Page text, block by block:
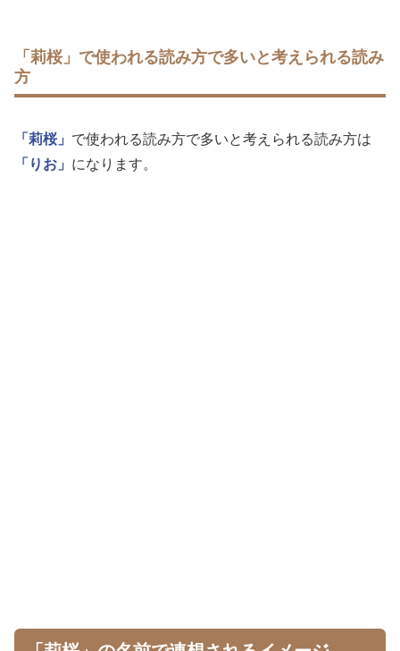
「莉桜」で使われる読み方で多いと考えられる読み
方
「莉桜」 で使われる読み方で多いと考えられる読み方は
「りお」 になります。